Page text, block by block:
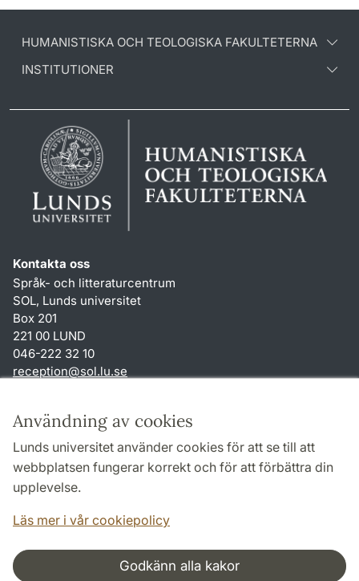
Användning av cookies
Lunds universitet använder cookies för att se till att
webbplatsen fungerar korrekt och för att förbättra din
upplevelse.
Läs mer i vår cookiepolicy
Godkänn alla kakor
HUMANISTISKA OCH TEOLOGISKA FAKULTETERNA
INSTITUTIONER
Kontakta oss
Språk- och litteraturcentrum
SOL, Lunds universitet
Box 201
221 00 LUND
046-222 32 10
reception@sol.lu.se
Genvägar
Om webbplatsen och cookies
Behandling av personuppgifter
Tillgänglighetsredogörelse